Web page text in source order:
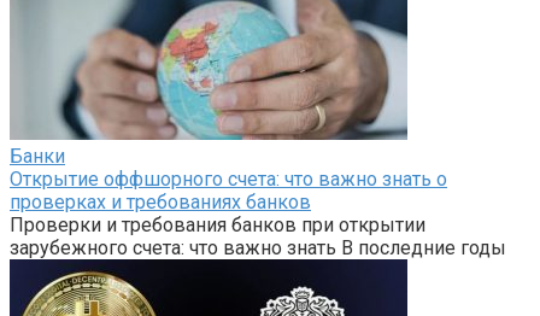
Банки
Открытие оффшорного счета: что важно знать о
проверках и требованиях банков
Проверки и требования банков при открытии
зарубежного счета: что важно знать В последние годы